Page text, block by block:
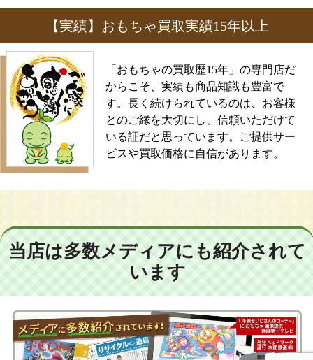
【実績】おもちゃ買取実績15年以上
「おもちゃの買取歴15年」の専門店だ
からこそ、実績も商品知識も豊富で
す。長く続けられているのは、お客様
とのご縁を大切にし、信頼いただけて
いる証だと思っています。ご提供サー
ビスや買取価格に自信があります。
当店は多数メディアにも紹介されて
います